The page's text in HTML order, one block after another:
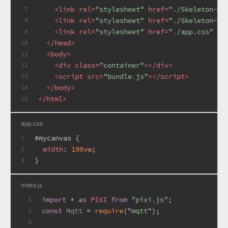
7
8
9
10
11
12
13
14
15
<link rel="stylesheet" href="./Skeleton-
<link rel="stylesheet" href="./Skeleton-
<link rel="stylesheet" href="./app.css"
</head>
<body>
<div class="container"></div>
<script src="bundle.js"></script>
</body>
</html>
app.css
1
2
3
#mycanvas {
width: 100vw;
}
index.js
1
2
3
import * as PIXI from "pixi.js" ;
const Mqtt = require("mqtt");